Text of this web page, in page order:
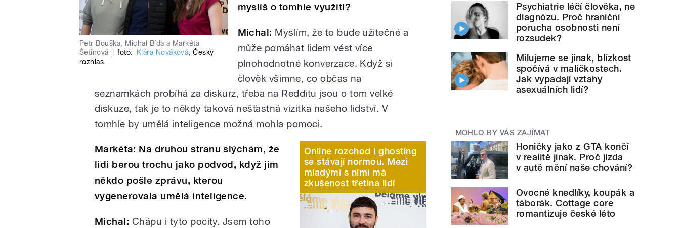
Petr Bouška, Michal Bída a Markéta
Šetinová
foto: Klára Nováková,Český
rozhlas
myslíš o tomhle využití?
Michal: Myslím, že to bude užitečné a
může pomáhat lidem vést více
plnohodnotné konverzace. Když si
člověk všimne, co občas na
seznamkách probíhá za diskurz, třeba na Redditu jsou o tom velké
diskuze, tak je to někdy taková nešťastná vizitka našeho lidství. V
tomhle by umělá inteligence možná mohla pomoci.
Online rozchod i ghosting
se stávají normou. Mezi
mladými s nimi má
zkušenost třetina lidí
Markéta: Na druhou stranu slýchám, že
lidi berou trochu jako podvod, když jim
někdo pošle zprávu, kterou
vygenerovala umělá inteligence.
Michal: Chápu i tyto pocity. Jsem toho
Psychiatrie léčí člověka, ne
diagnózu. Proč hraniční
porucha osobnosti není
rozsudek?
Milujeme se jinak, blízkost
spočívá v maličkostech.
Jak vypadají vztahy
asexuálních lidí?
MOHLO BY VÁS ZAJÍMAT
Honičky jako z GTA končí
v realitě jinak. Proč jízda
v autě mění naše chování?
Ovocné knedlíky, koupák a
táborák. Cottage core
romantizuje české léto